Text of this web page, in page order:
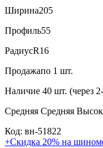
Ширина205
Профиль55
РадиусR16
Продажапо 1 шт.
Наличие 40 шт. (через
Средняя Средняя
Код: вн-51822
+Скидка 20% на